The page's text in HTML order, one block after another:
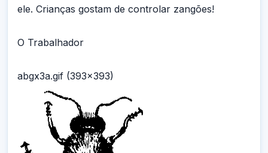
ele. Crianças gostam de controlar zangões!
O Trabalhador
abgx3a.gif (393x393)